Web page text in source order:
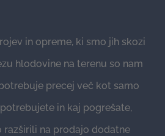
in opreme, ki smo jih skozi
hlodovine na terenu so nam
precej več kot samo
in kaj pogrešate,
razširili na prodajo dodatne